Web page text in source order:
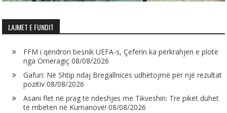
LAJMET E FUNDIT
FFM i qëndron besnik UEFA-s, Çeferin ka përkrahjen e plotë
nga Omeragiç 08/08/2026
Gafuri: Në Shtip ndaj Bregallnicës udhëtojmë për një rezultat
pozitiv 08/08/2026
Asani flet në prag të ndeshjes me Tikveshin: Tre pikët duhet
të mbeten në Kumanovë! 08/08/2026